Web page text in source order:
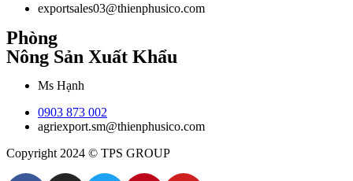
exportsales03@thienphusico.com
Phòng
Nông Sản Xuất Khẩu
Ms Hạnh
0903 873 002
agriexport.sm@thienphusico.com
Copyright 2024 © TPS GROUP